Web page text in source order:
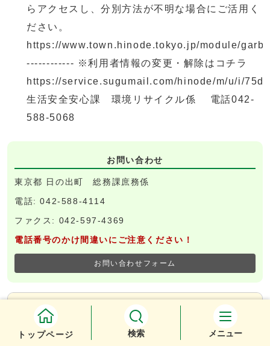
トップページ 検索 メニュー
らアクセスし、分別方法が不明な場合にご活用く
ださい。
https://www.town.hinode.tokyo.jp/module/
------------ ※利用者情報の変更・解除はコチラ
https://service.sugumail.com/hinode/m/u/i/
生活安全安心課 環境リサイクル係 電話042-
588-5068
お問い合わせ
東京都 日の出町 総務課庶務係
電話: 042-588-4114
ファクス: 042-597-4369
電話番号のかけ間違いにご注意ください！
お問い合わせフォーム
総務課庶務係
お知らせ